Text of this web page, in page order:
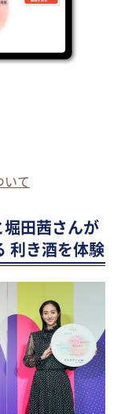
いて
堀田茜さんが
利き酒を体験